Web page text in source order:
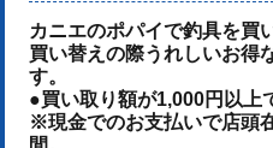
カニエのポパイで釣具を買
買い替えの際うれしいお得
す。
●買い取り額が1,000円以上
※現金でのお支払いで店頭